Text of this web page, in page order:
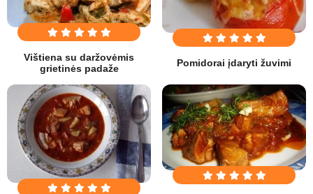
Vištiena su daržovėmis
grietinės padaže
Pomidorai įdaryti žuvimi